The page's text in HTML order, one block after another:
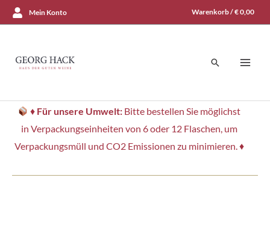
Zum
Inhalt
Mein Konto Warenkorb /€0,00
Suchen
♦ Für unsere Umwelt: Bitte bestellen Sie möglichst
in Verpackungseinheiten von 6 oder 12 Flaschen, um
Verpackungsmüll und CO2 Emissionen zu minimieren. ♦